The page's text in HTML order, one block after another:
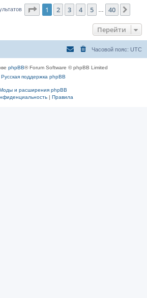
Страница из 40
1 2 3 4 5 40
Перейти
Часовой пояс: UTC
phpBB® Forum Software © phpBB Limited
Русская поддержка phpBB
и расширения phpBB
| Правила